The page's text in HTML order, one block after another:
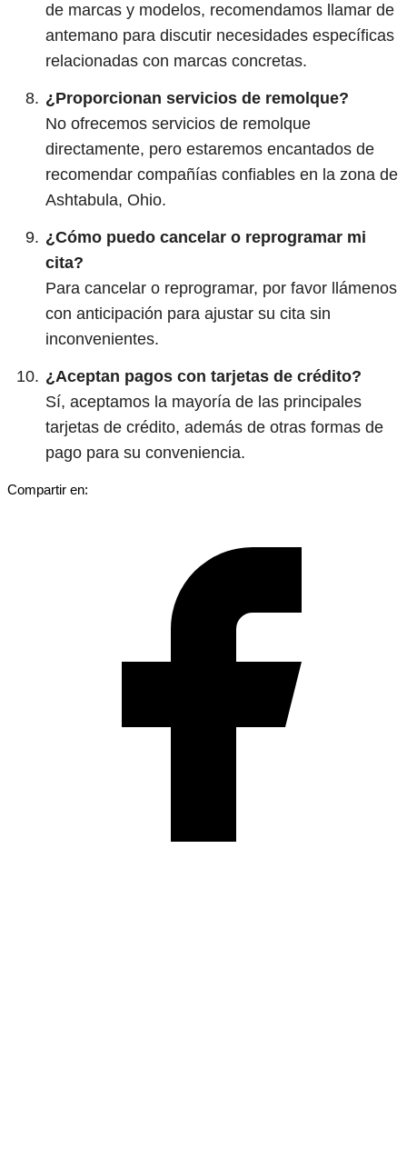
de marcas y modelos, recomendamos llamar de
antemano para discutir necesidades específicas
relacionadas con marcas concretas.
¿Proporcionan servicios de remolque?
No ofrecemos servicios de remolque
directamente, pero estaremos encantados de
recomendar compañías confiables en la zona de
Ashtabula, Ohio.
¿Cómo puedo cancelar o reprogramar mi
cita?
Para cancelar o reprogramar, por favor llámenos
con anticipación para ajustar su cita sin
inconvenientes.
¿Aceptan pagos con tarjetas de crédito?
Sí, aceptamos la mayoría de las principales
tarjetas de crédito, además de otras formas de
pago para su conveniencia.
Compartir en: